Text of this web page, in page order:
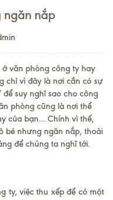
ngăn nắp
văn phòng công ty hay
chỉ vì đây là nơi cần có sự
suy nghĩ sao cho công
phòng cũng là nơi thể
của bạn… Chính vì thế,
bé nhưng ngăn nắp, thoải
để chúng ta nghĩ tới.
ty, việc thu xếp để có một